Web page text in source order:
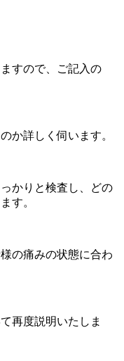
すので、ご記入の
か詳しく伺います。
かりと検査し、どの
す。
の痛みの状態に合わ
再度説明いたしま